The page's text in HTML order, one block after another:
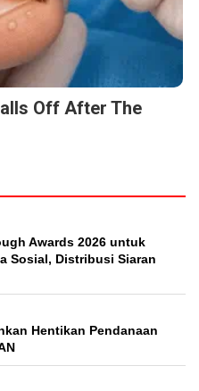
Off After The
Awards 2026 untuk
Sosial, Distribusi Siaran
Hentikan Pendanaan